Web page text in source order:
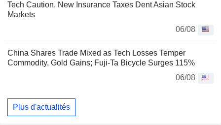
Tech Caution, New Insurance Taxes Dent Asian Stock
Markets
06/08
China Shares Trade Mixed as Tech Losses Temper
Commodity, Gold Gains; Fuji-Ta Bicycle Surges 115%
06/08
Plus d'actualités